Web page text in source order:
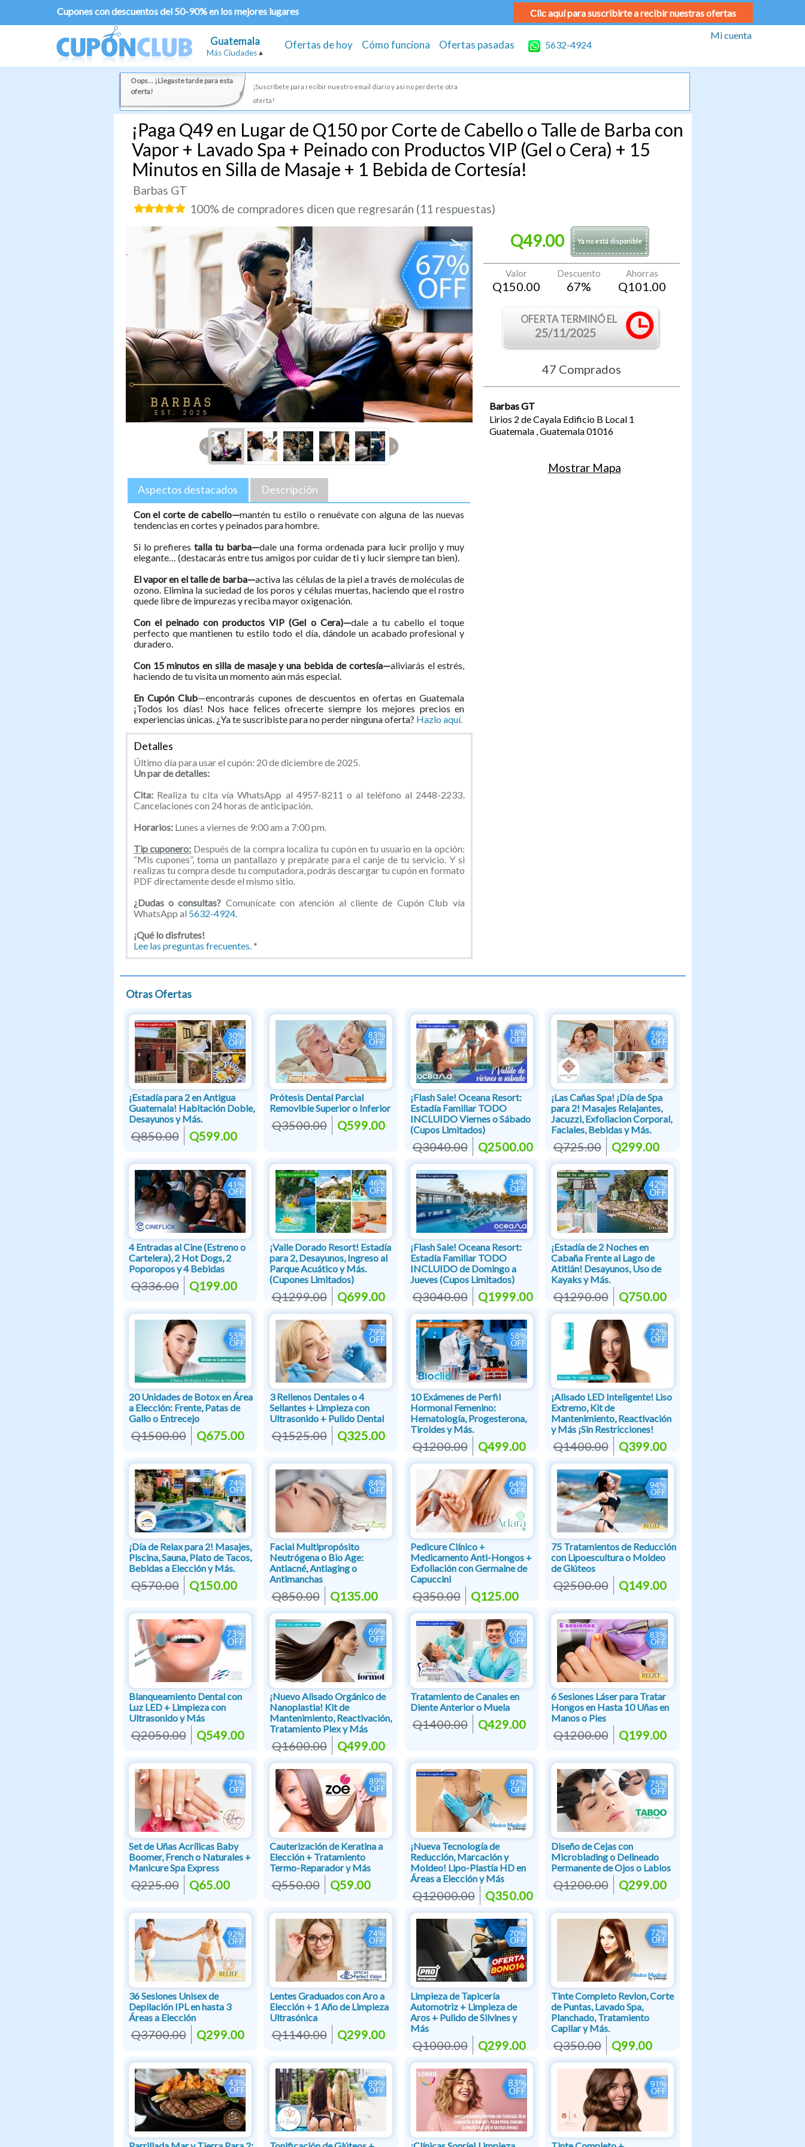
Cupones con descuentos del 50-90% en los mejores lugares Clic aquí para suscribirte a recibir nuestras ofertas
Guatemala
Más Ciudades
Ofertas de hoy Cómo funciona Ofertas pasadas 5632-4924
Mi cuenta
Oops... ¡Llegaste tarde para esta
oferta!
¡Suscríbete para recibir nuestro email diario y así no perderte otra
oferta!
¡Paga Q49 en Lugar de Q150 por Corte de Cabello o Talle de Barba con
Vapor + Lavado Spa + Peinado con Productos VIP (Gel o Cera) + 15
Minutos en Silla de Masaje + 1 Bebida de Cortesía!
Barbas GT
100% de compradores dicen que regresarán (11 respuestas)
‹ ›
Aspectos destacados Descripción
Con el corte de cabello—mantén tu estilo o renuévate con alguna de las nuevas
tendencias en cortes y peinados para hombre.
Si lo prefierestalla tu barba—dale una forma ordenada para lucir prolijo y muy
elegante… (destacarás entre tus amigos por cuidar de ti y lucir siempre tan bien).
El vapor en el talle de barba—activa las células de la piel a través de moléculas de
ozono. Elimina la suciedad de los poros y células muertas, haciendo que el rostro
quede libre de impurezas y reciba mayor oxigenación.
Con el peinado con productos VIP (Gel o Cera)—dale a tu cabello el toque
perfecto que mantienen tu estilo todo el día, dándole un acabado profesional y
duradero.
Con 15 minutos en silla de masaje y una bebida de cortesía—aliviarás el estrés,
haciendo de tu visita un momento aún más especial.
En Cupón Club—encontrarás cupones de descuentos en ofertas en Guatemala
¡Todos los días! Nos hace felices ofrecerte siempre los mejores precios en
experiencias únicas. ¿Ya te suscribiste para no perder ninguna oferta? Hazlo aquí.
Detalles
Último día para usar el cupón: 20 de diciembre de 2025.
Un par de detalles:
Cita:Realiza tu cita vía WhatsApp al 4957-8211 o al teléfono al 2448-2233.
Cancelaciones con 24 horas de anticipación.
Horarios:Lunes a viernes de 9:00 am a 7:00 pm.
Tip cuponero: Después de la compra localiza tu cupón en tu usuario en la opción:
“Mis cupones”, toma un pantallazo y prepárate para el canje de tu servicio. Y si
realizas tu compra desde tu computadora, podrás descargar tu cupón en formato
PDF directamente desde el mismo sitio.
¿Dudas o consultas? Comunícate con atención al cliente de Cupón Club vía
WhatsApp al 5632-4924.
¡Qué lo disfrutes!
Lee las preguntas frecuentes.*
Q49.00 Ya no está disponible
Valor
Q150.00
Descuento
67%
Ahorras
Q101.00
OFERTA TERMINÓ EL
25/11/2025
47 Comprados
Barbas GT
Lirios 2 de Cayala Edificio B Local 1
Guatemala,Guatemala01016
Mostrar Mapa
Otras Ofertas
¡Estadía para 2 en Antigua
Guatemala! Habitación Doble,
Desayunos y Más.
Q850.00 Q599.00
Prótesis Dental Parcial
Removible Superior o Inferior
Q3500.00 Q599.00
¡Flash Sale! Oceana Resort:
Estadía Familiar TODO
INCLUIDO Viernes o Sábado
(Cupos Limitados)
Q3040.00 Q2500.00
¡Las Cañas Spa! ¡Día de Spa
para 2! Masajes Relajantes,
Jacuzzi, Exfoliacion Corporal,
Faciales, Bebidas y Más.
Q725.00 Q299.00
4 Entradas al Cine (Estreno o
Cartelera), 2 Hot Dogs, 2
Poporopos y 4 Bebidas
Q336.00 Q199.00
¡Valle Dorado Resort! Estadía
para 2, Desayunos, Ingreso al
Parque Acuático y Más.
(Cupones Limitados)
Q1299.00 Q699.00
¡Flash Sale! Oceana Resort:
Estadía Familiar TODO
INCLUIDO de Domingo a
Jueves (Cupos Limitados)
Q3040.00 Q1999.00
¡Estadía de 2 Noches en
Cabaña Frente al Lago de
Atitlán! Desayunos, Uso de
Kayaks y Más.
Q1290.00 Q750.00
20 Unidades de Botox en Área
a Elección: Frente, Patas de
Gallo o Entrecejo
Q1500.00 Q675.00
3 Rellenos Dentales o 4
Sellantes + Limpieza con
Ultrasonido + Pulido Dental
Q1525.00 Q325.00
10 Exámenes de Perfil
Hormonal Femenino:
Hematología, Progesterona,
Tiroides y Más.
Q1200.00 Q499.00
¡Alisado LED Inteligente! Liso
Extremo, Kit de
Mantenimiento, Reactivación
y Más ¡Sin Restricciones!
Q1400.00 Q399.00
¡Día de Relax para 2! Masajes,
Piscina, Sauna, Plato de Tacos,
Bebidas a Elección y Más.
Q570.00 Q150.00
Facial Multipropósito
Neutrógena o Bio Age:
Antiacné, Antiaging o
Antimanchas
Q850.00 Q135.00
Pedicure Clínico +
Medicamento Anti-Hongos +
Exfoliación con Germaine de
Capuccini
Q350.00 Q125.00
75 Tratamientos de Reducción
con Lipoescultura o Moldeo
de Glúteos
Q2500.00 Q149.00
Blanqueamiento Dental con
Luz LED + Limpieza con
Ultrasonido y Más
Q2050.00 Q549.00
¡Nuevo Alisado Orgánico de
Nanoplastia! Kit de
Mantenimiento, Reactivación,
Tratamiento Plex y Más
Q1600.00 Q499.00
Tratamiento de Canales en
Diente Anterior o Muela
Q1400.00 Q429.00
6 Sesiones Láser para Tratar
Hongos en Hasta 10 Uñas en
Manos o Pies
Q1200.00 Q199.00
Set de Uñas Acrílicas Baby
Boomer, French o Naturales +
Manicure Spa Express
Q225.00 Q65.00
Cauterización de Keratina a
Elección + Tratamiento
Termo-Reparador y Más
Q550.00 Q59.00
¡Nueva Tecnología de
Reducción, Marcación y
Moldeo! Lipo-Plastía HD en
Áreas a Elección y Más
Q12000.00 Q350.00
Diseño de Cejas con
Microblading o Delineado
Permanente de Ojos o Labios
Q1200.00 Q299.00
36 Sesiones Unisex de
Depilación IPL en hasta 3
Áreas a Elección
Q3700.00 Q299.00
Lentes Graduados con Aro a
Elección + 1 Año de Limpieza
Ultrasónica
Q1140.00 Q299.00
Limpieza de Tapicería
Automotriz + Limpieza de
Aros + Pulido de Silvines y
Más
Q1000.00 Q299.00
Tinte Completo Revlon, Corte
de Puntas, Lavado Spa,
Planchado, Tratamiento
Capilar y Más.
Q350.00 Q99.00